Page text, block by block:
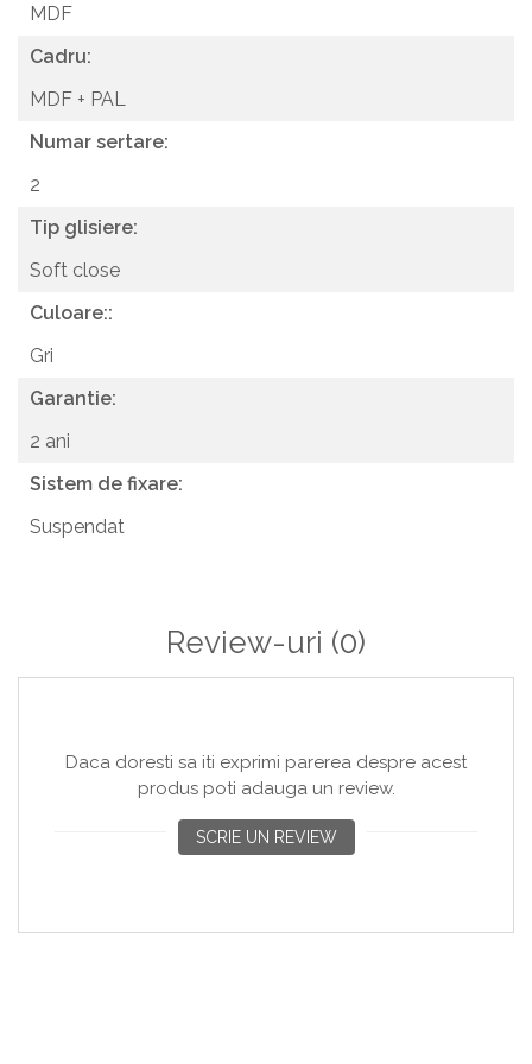
MDF
Cadru:
MDF + PAL
Numar sertare:
2
Tip glisiere:
Soft close
Culoare::
Gri
Garantie:
2 ani
Sistem de fixare:
Suspendat
Review-uri (0)
Daca doresti sa iti exprimi parerea despre acest
produs poti adauga un review.
SCRIE UN REVIEW